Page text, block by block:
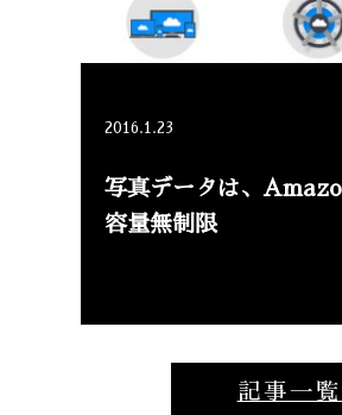
2016.1.23
写真データは、
容量無制限
記事一覧